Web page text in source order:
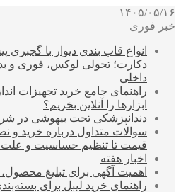
۱۴۰۵/۰۵/۱۶
خبر فوری
انواع قاب بندی دیوار با گچبری
دکارت؛ تحولی لوکس، فوری و
داخلی
راهنمای جامع خرید تجهیزات
ابزارها را آنلاین بخریم؟
دندانپزشکی تحت بیهوشی در
سوالات متداول درباره خرید و
قیمت تا تنظیم حساسیت و
اخبار هفته
اهمیت آگهی برای تبلیغ
راهنمای خرید لیبل برای